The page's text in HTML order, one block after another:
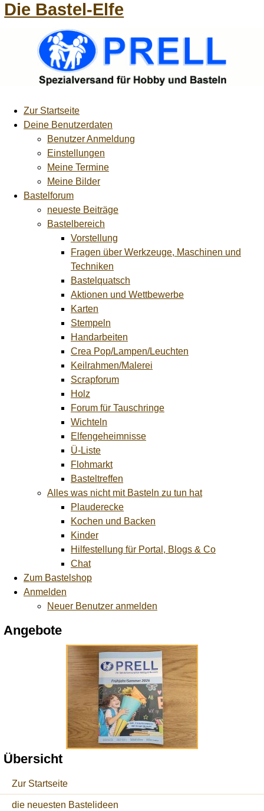
Die Bastel-Elfe
Zur Startseite
Deine Benutzerdaten
Benutzer Anmeldung
Einstellungen
Meine Termine
Meine Bilder
Bastelforum
neueste Beiträge
Bastelbereich
Vorstellung
Fragen über Werkzeuge, Maschinen und
Techniken
Bastelquatsch
Aktionen und Wettbewerbe
Karten
Stempeln
Handarbeiten
Crea Pop/Lampen/Leuchten
Keilrahmen/Malerei
Scrapforum
Holz
Forum für Tauschringe
Wichteln
Elfengeheimnisse
Ü-Liste
Flohmarkt
Basteltreffen
Alles was nicht mit Basteln zu tun hat
Plauderecke
Kochen und Backen
Kinder
Hilfestellung für Portal, Blogs & Co
Chat
Zum Bastelshop
Anmelden
Neuer Benutzer anmelden
Angebote
Übersicht
Zur Startseite
die neuesten Bastelideen